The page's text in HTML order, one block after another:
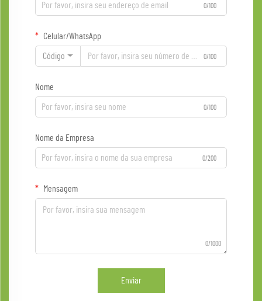
0/100
Celular/WhatsApp
Código 0/100
Nome
0/100
Nome da Empresa
0/200
Mensagem
0/1000
Enviar